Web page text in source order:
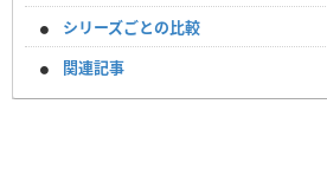
シリーズごとの比較
関連記事